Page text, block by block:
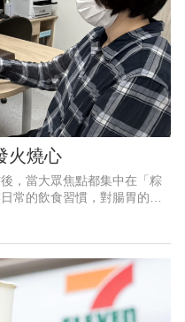
火燒心
，當大眾焦點都集中在「粽
常的飲食習慣，對腸胃的殺
師郭彥碁近日即接獲一名42